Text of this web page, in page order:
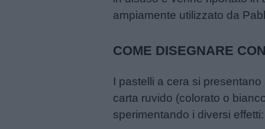
ampiamente utilizzato da
COME DISEGNARE
I pastelli a cera si
carta ruvido (colorato o
sperimentando i diversi effetti: